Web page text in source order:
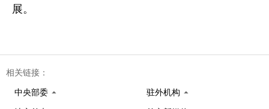
展。
相关链接：
中央部委 驻外机构